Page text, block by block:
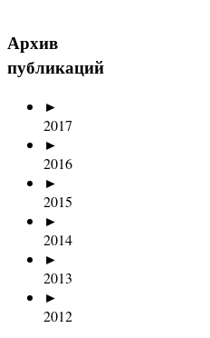
Архив
публикаций
►
2017
►
2016
►
2015
►
2014
►
2013
►
2012